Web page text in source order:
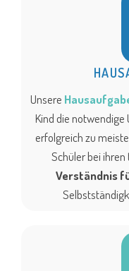
Unsere
Kind die
erfolgreich zu
Schüler bei
Verständnis